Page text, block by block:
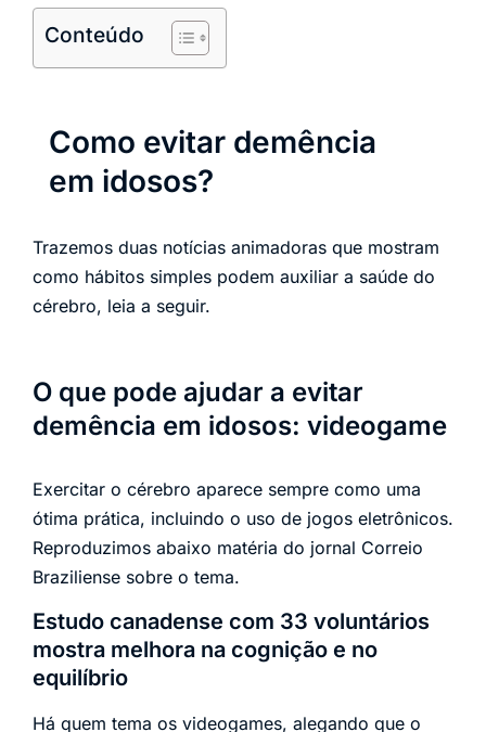
Conteúdo
Como evitar demência
em idosos?
Trazemos duas notícias animadoras que mostram
como hábitos simples podem auxiliar a saúde do
cérebro, leia a seguir.
O que pode ajudar a evitar
demência em idosos: videogame
Exercitar o cérebro aparece sempre como uma
ótima prática, incluindo o uso de jogos eletrônicos.
Reproduzimos abaixo matéria do jornal Correio
Braziliense sobre o tema.
Estudo canadense com 33 voluntários
mostra melhora na cognição e no
equilíbrio
Há quem tema os videogames, alegando que o